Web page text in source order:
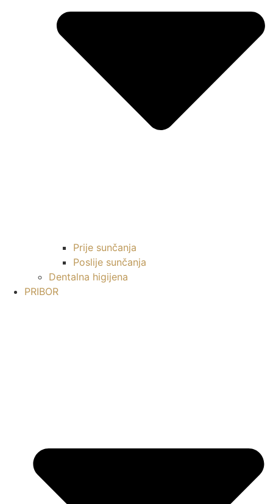
Prije sunčanja
Poslije sunčanja
Dentalna higijena
PRIBOR